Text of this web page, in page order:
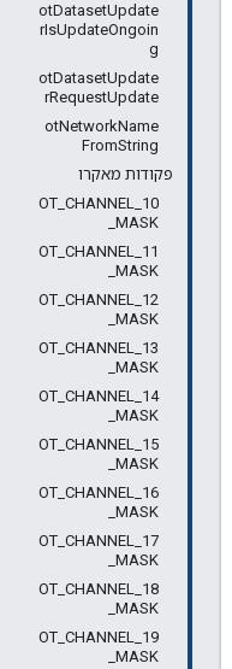
otDatasetUpdate
rIsUpdateOngoin
g
otDatasetUpdate
rRequestUpdate
otNetworkName
FromString
פקודות מאקרו
OT_CHANNEL_10
_MASK
OT_CHANNEL_11
_MASK
OT_CHANNEL_12
_MASK
OT_CHANNEL_13
_MASK
OT_CHANNEL_14
_MASK
OT_CHANNEL_15
_MASK
OT_CHANNEL_16
_MASK
OT_CHANNEL_17
_MASK
OT_CHANNEL_18
_MASK
OT_CHANNEL_19
_MASK